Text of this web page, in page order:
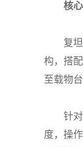
核
复坦希
构，搭
至载物
针对手
度，操